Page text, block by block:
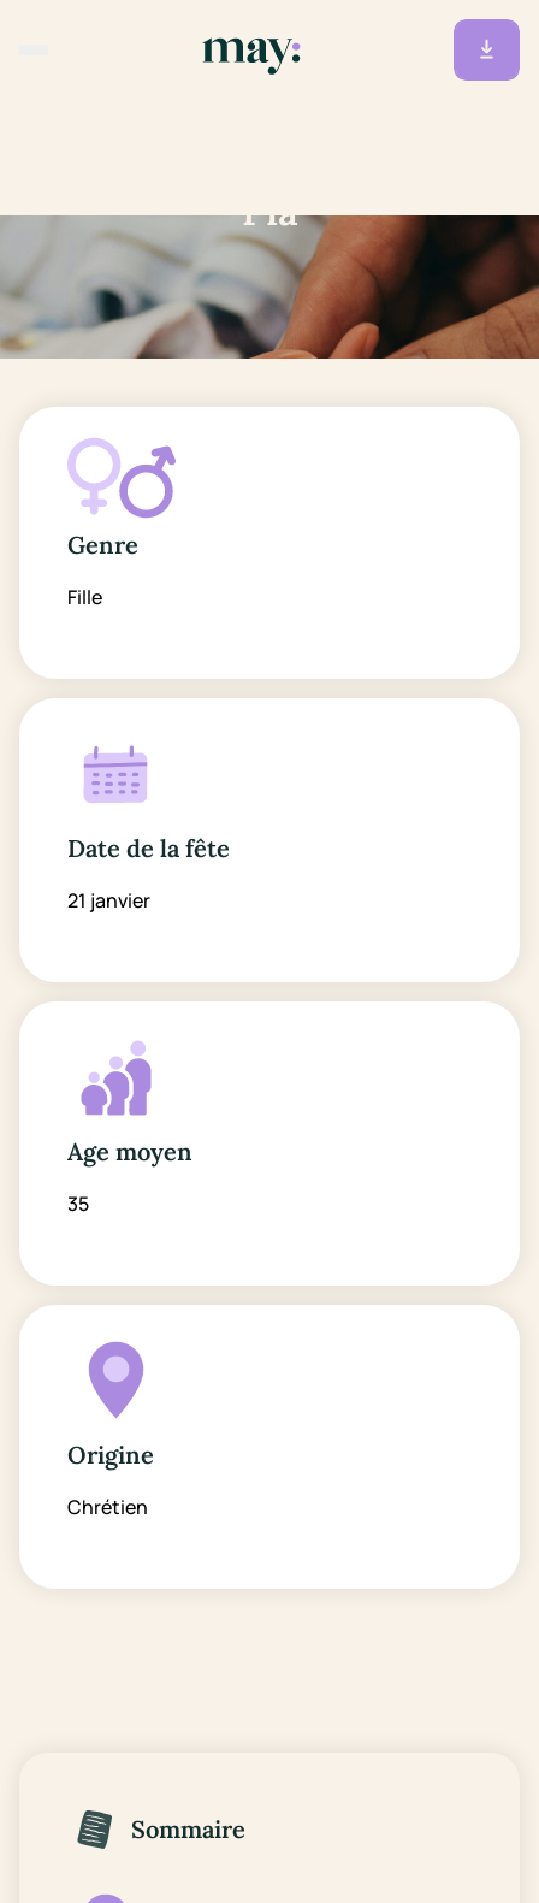
Pia
Genre
Fille
Date de la fête
21 janvier
Age moyen
35
Origine
Chrétien
Sommaire